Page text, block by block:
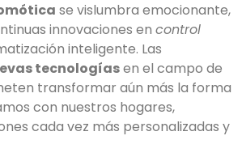
se vislumbra emocionante,
innovaciones en control
inteligente. Las
tecnologíasen el campo de
transformar aún más la forma
con nuestros hogares,
cada vez más personalizadas y